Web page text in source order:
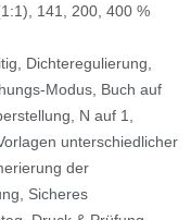
141, 200, 400 %
Dichteregulierung,
Modus, Buch auf
N auf 1,
unterschiedlicher
der
Sicheres